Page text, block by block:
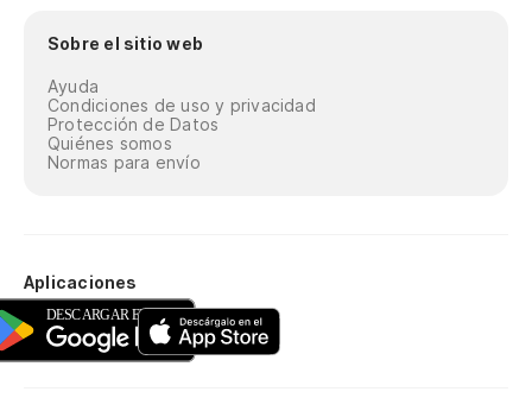
Sobre el sitio web
Ayuda
Condiciones de uso y privacidad
Protección de Datos
Quiénes somos
Normas para envío
Aplicaciones